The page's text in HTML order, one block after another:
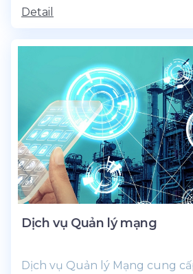
Detail
Dịch vụ Quản lý mạng
Dịch vụ Quản lý Mạng cung